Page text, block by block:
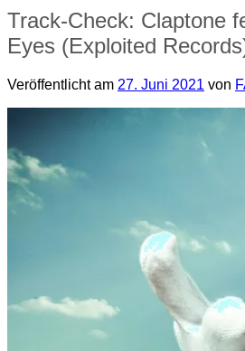
Track-Check: Claptone
Eyes (Exploited
Veröffentlicht am 27. Juni 2021 von